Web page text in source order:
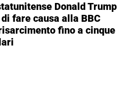
Donald Trump
fare causa alla BBC
fino a cinque